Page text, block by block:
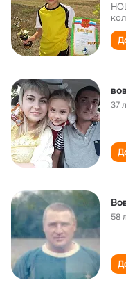
37
58